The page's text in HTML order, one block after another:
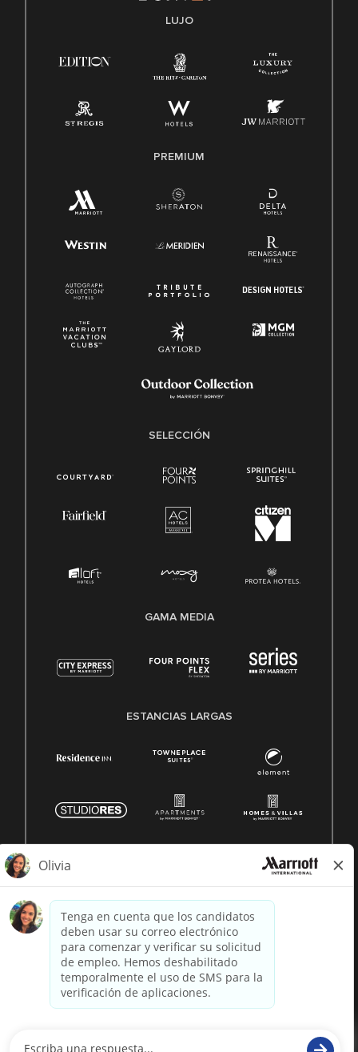
Ley de licencia familiar y médica (FMLA)
LUJO
PREMIUM
SELECCIÓN
GAMA MEDIA
ESTANCIAS LARGAS
reservados. Marriott información patentada